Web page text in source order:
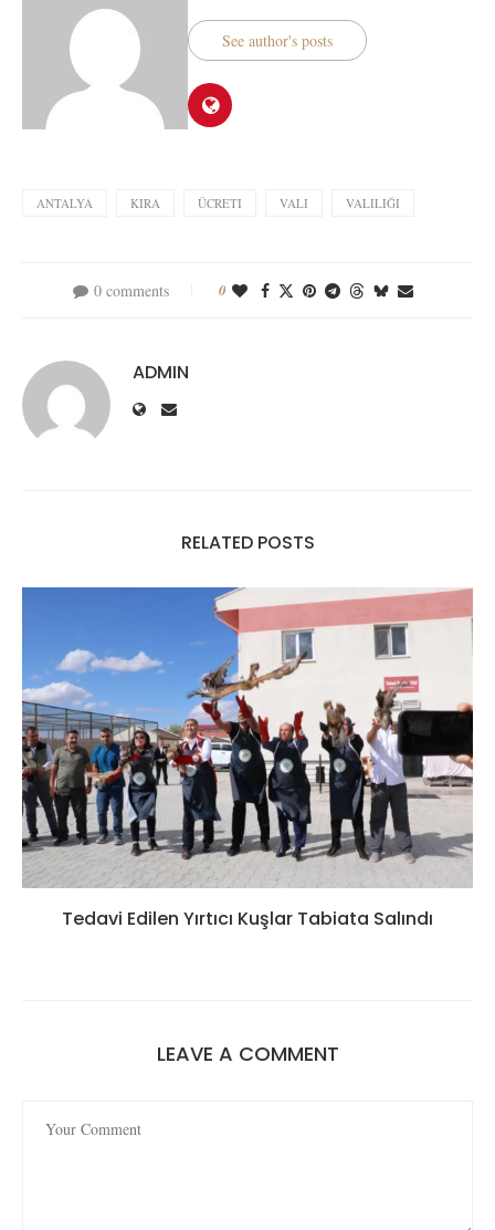
See author's posts
ANTALYA KIRA ÜCRETI VALI VALILIĞI
0 comments 0
ADMIN
RELATED POSTS
Tedavi Edilen Yırtıcı Kuşlar Tabiata Salındı
LEAVE A COMMENT